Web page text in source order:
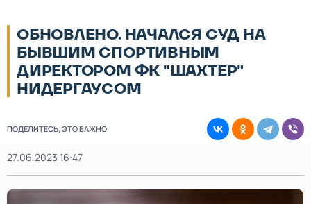
ОБНОВЛЕНО. НАЧАЛСЯ СУД НА
БЫВШИМ СПОРТИВНЫМ
ДИРЕКТОРОМ ФК "ШАХТЕР"
НИДЕРГАУСОМ
ПОДЕЛИТЕСЬ, ЭТО ВАЖНО
27.06.2023 16:47